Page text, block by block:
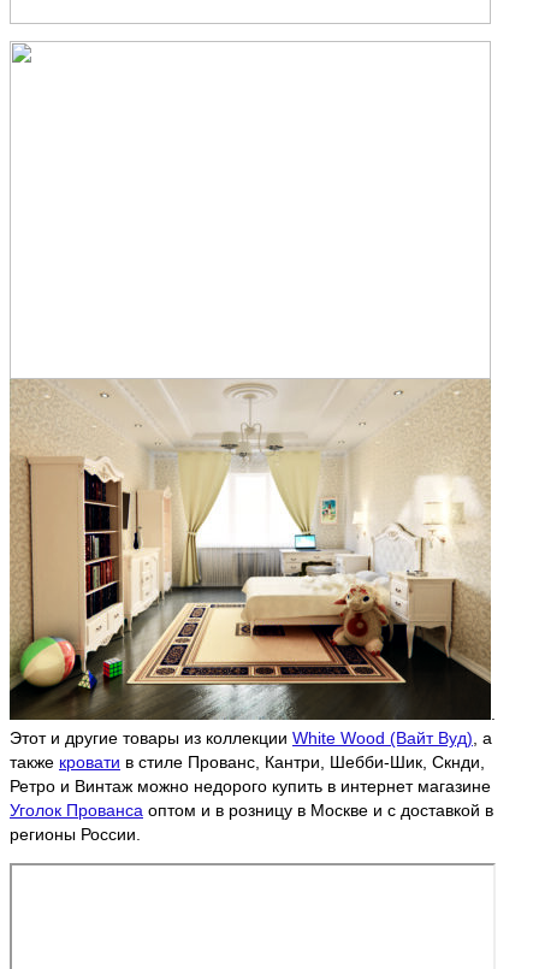
Этот и другие товары из коллекции White Wood (Вайт Вуд) , а
также кровати в стиле Прованс, Кантри, Шебби-Шик, Скнди,
Ретро и Винтаж можно недорого купить в интернет магазине
Уголок Прованса оптом и в розницу в Москве и с доставкой в
регионы России.